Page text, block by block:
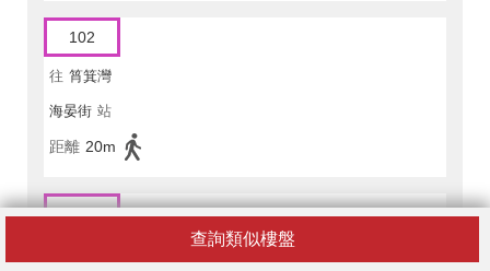
查詢類似樓盤
102
往 筲箕灣
海晏街 站
距離 20m
102P